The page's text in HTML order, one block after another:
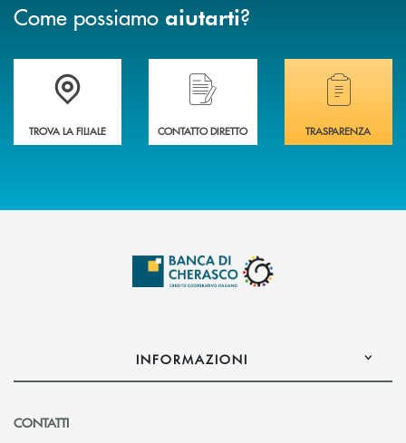
Come possiamo aiutarti?
Accedi all' elenco completo delle filiali .
TROVA LA FILIALE
Hai bisogno di assistenza immediata?
CONTATTO DIRETTO
Hai bisogno di
TRASPARENZA
INFORMAZIONI
CONTATTI